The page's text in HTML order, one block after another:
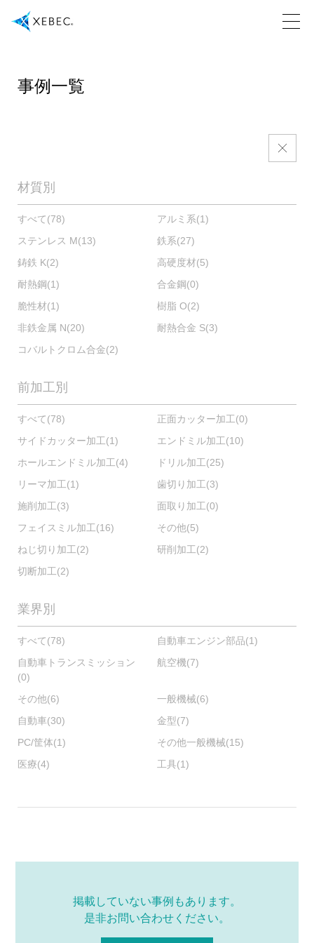
事例一覧
材質別
すべて(78) アルミ系(1)
ステンレス M(13) 鉄系(27)
鋳鉄 K(2) 高硬度材(5)
耐熱鋼(1) 合金鋼(0)
脆性材(1) 樹脂 O(2)
非鉄金属 N(20) 耐熱合金 S(3)
コバルトクロム合金(2)
前加工別
すべて(78) 正面カッター加工(0)
サイドカッター加工(1) エンドミル加工(10)
ホールエンドミル加工(4) ドリル加工(25)
リーマ加工(1) 歯切り加工(3)
施削加工(3) 面取り加工(0)
フェイスミル加工(16) その他(5)
ねじ切り加工(2) 研削加工(2)
切断加工(2)
業界別
すべて(78) 自動車エンジン部品(1)
自動車トランスミッション
(0)
航空機(7)
その他(6) 一般機械(6)
自動車(30) 金型(7)
PC/筐体(1) その他一般機械(15)
医療(4) 工具(1)
掲載していない事例もあります。
是非お問い合わせください。